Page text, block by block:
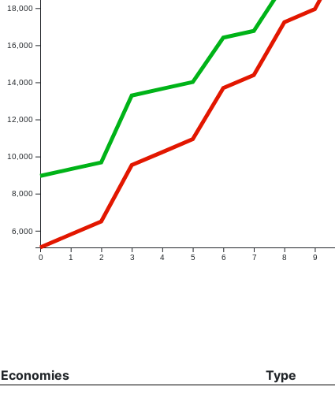
0 1 2 3 4 5 6 7 8 9
6,000
8,000
10,000
12,000
14,000
16,000
18,000
Economies Type